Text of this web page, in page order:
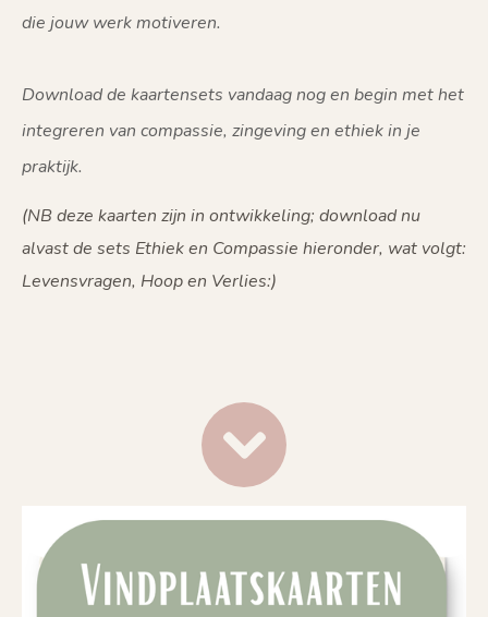
die jouw werk motiveren.
Download de kaartensets vandaag nog en begin met het
integreren van compassie, zingeving en ethiek in je
praktijk.
(NB deze kaarten zijn in ontwikkeling; download nu
alvast de sets Ethiek en Compassie hieronder, wat volgt:
Levensvragen, Hoop en Verlies:)